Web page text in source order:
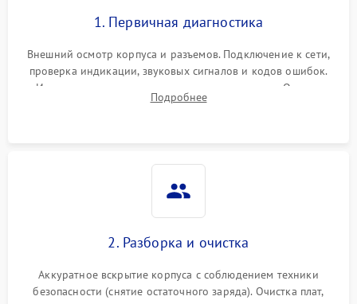
1. Первичная диагностика
Внешний осмотр корпуса и разъемов. Подключение к сети,
проверка индикации, звуковых сигналов и кодов ошибок.
Измерение входного и выходного напряжения. Оценка
реакции ИБП на отключение основного питания без
Подробнее
2. Разборка и очистка
Аккуратное вскрытие корпуса с соблюдением техники
безопасности (снятие остаточного заряда). Очистка плат,